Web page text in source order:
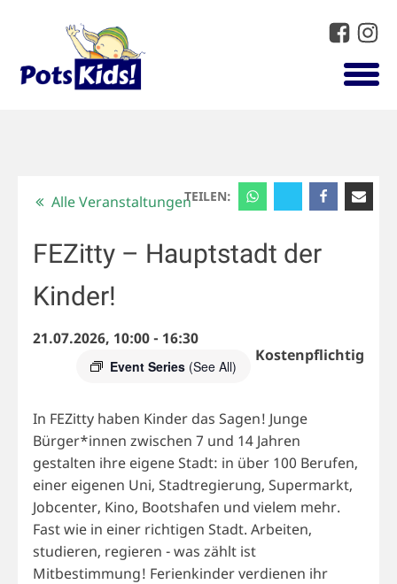
TEILEN:
Alle Veranstaltungen
FEZitty – Hauptstadt der
Kinder!
21.07.2026, 10:00- 16:30
Event Series (See All)
Kostenpflichtig
In FEZitty haben Kinder das Sagen! Junge
Bürger*innen zwischen 7 und 14 Jahren
gestalten ihre eigene Stadt: in über 100 Berufen,
einer eigenen Uni, Stadtregierung, Supermarkt,
Jobcenter, Kino, Bootshafen und vielem mehr.
Fast wie in einer richtigen Stadt. Arbeiten,
studieren, regieren - was zählt ist
Mitbestimmung! Ferienkinder verdienen ihr